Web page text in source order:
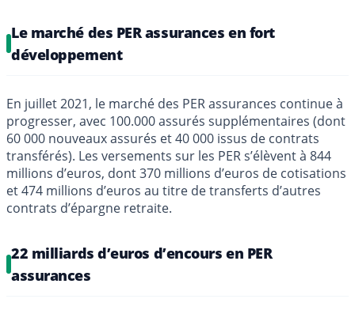
Le marché des PER assurances en fort
développement
En juillet 2021, le marché des PER assurances continue à
progresser, avec 100.000 assurés supplémentaires (dont
60 000 nouveaux assurés et 40 000 issus de contrats
transférés). Les versements sur les PER s’élèvent à 844
millions d’euros, dont 370 millions d’euros de cotisations
et 474 millions d’euros au titre de transferts d’autres
contrats d’épargne retraite.
22 milliards d’euros d’encours en PER
assurances